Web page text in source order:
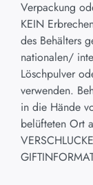
Verpackung
KEIN
des Behälters
nationalen/
Löschpulver
verwenden.
in die Hände
belüfteten Ort